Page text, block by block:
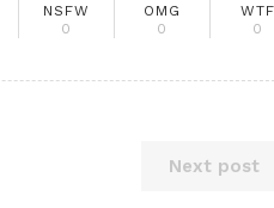
NSFW
0
OMG
0
WTF
0
Next post